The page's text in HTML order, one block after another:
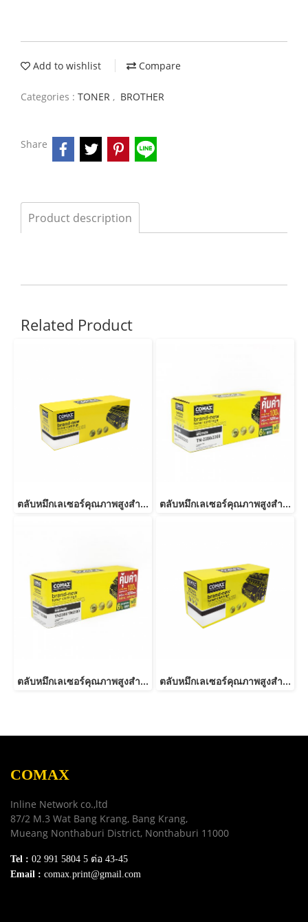
Add to wishlist Compare
Categories : TONER , BROTHER
Share
Product description
Related Product
ตลับหมึกเลเซอร์คุณภาพสูงสำหรับ Brother รุ่น TN2360/TN2380 ตลับหมึกเลเซอร์คุณภาพสูงสำหรับ Brother รุ่น TN2280/ TN2260-JUMBO
ตลับหมึกเลเซอร์คุณภาพสูงสำหรับ Brother รุ่น TN2380 /TN2360 NEW-JUMBO ตลับหมึกเลเซอร์คุณภาพสูงสำหรับ Brother รุ่น TN2480
COMAX
Inline Network co.,ltd
87/2 M.3 Wat Bang Krang, Bang Krang,
Mueang Nonthaburi District, Nonthaburi 11000
Tel : 02 991 5804 5 ต่อ 43-45
Email : comax.print@gmail.com